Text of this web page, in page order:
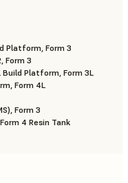
Platform, Form 3
Form 3
Platform, Form 3L
Form 4L
Form 3
4 Resin Tank